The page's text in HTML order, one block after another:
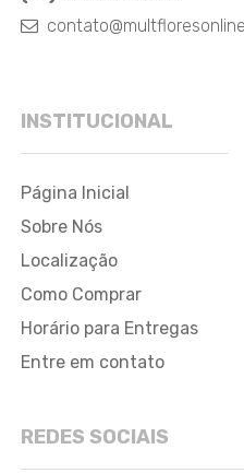
INSTITUCIONAL
Página Inicial
Sobre Nós
Localização
Como Comprar
Horário para Entregas
Entre em contato
REDES SOCIAIS